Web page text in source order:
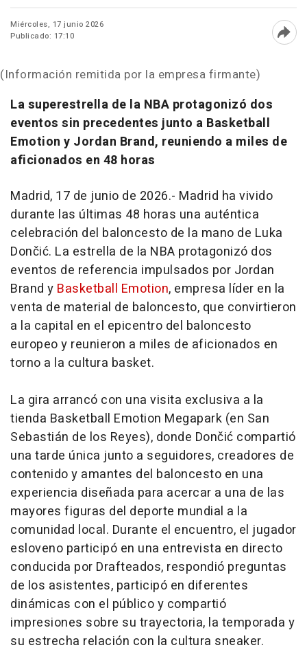
Miércoles, 17 junio 2026
Publicado: 17:10
(Información remitida por la empresa firmante)
La superestrella de la NBA protagonizó dos
eventos sin precedentes junto a Basketball
Emotion y Jordan Brand, reuniendo a miles de
aficionados en 48 horas
Madrid, 17 de junio de 2026.- Madrid ha vivido
durante las últimas 48 horas una auténtica
celebración del baloncesto de la mano de Luka
Dončić. La estrella de la NBA protagonizó dos
eventos de referencia impulsados por Jordan
Brand y Basketball Emotion, empresa líder en la
venta de material de baloncesto, que convirtieron
a la capital en el epicentro del baloncesto
europeo y reunieron a miles de aficionados en
torno a la cultura basket.
La gira arrancó con una visita exclusiva a la
tienda Basketball Emotion Megapark (en San
Sebastián de los Reyes), donde Dončić compartió
una tarde única junto a seguidores, creadores de
contenido y amantes del baloncesto en una
experiencia diseñada para acercar a una de las
mayores figuras del deporte mundial a la
comunidad local. Durante el encuentro, el jugador
esloveno participó en una entrevista en directo
conducida por Drafteados, respondió preguntas
de los asistentes, participó en diferentes
dinámicas con el público y compartió
impresiones sobre su trayectoria, la temporada y
su estrecha relación con la cultura sneaker.